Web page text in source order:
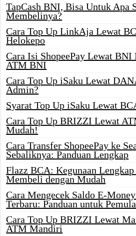
TapCash BNI, Bisa Untuk Apa
Membelinya?
Cara Top Up LinkAja Lewat
Helokepo
Cara Isi ShopeePay Lewat
ATM BNI
Cara Top Up iSaku Lewat
Admin?
Syarat Top Up iSaku Lewat
Cara Top Up BRIZZI Lewat
Mudah!
Cara Transfer ShopeePay ke
Sebaliknya: Panduan Lengkap
Flazz BCA: Kegunaan Lengkap
Membeli dengan Mudah
Cara Mengecek Saldo E-
Terbaru: Panduan untuk Pemula
Cara Top Up BRIZZI Lewat
ATM Mandiri